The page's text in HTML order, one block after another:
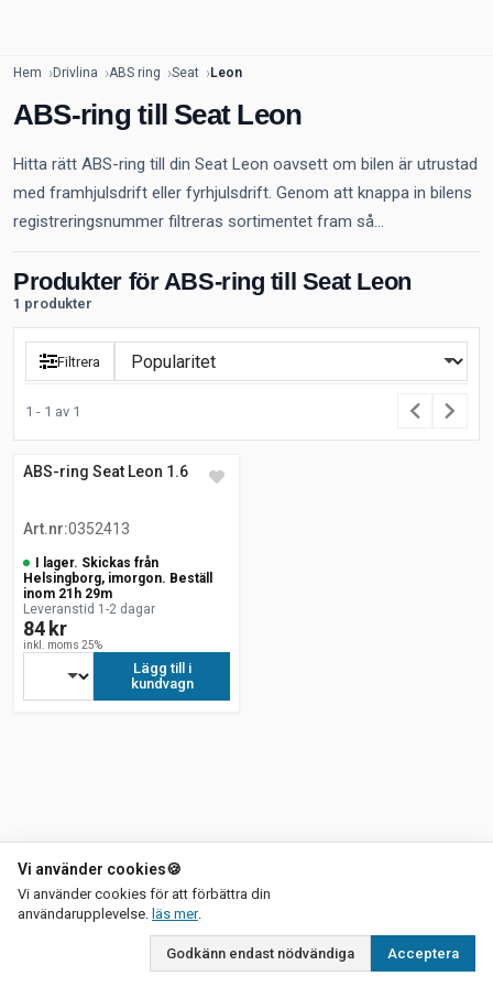
Hem Drivlina ABS ring Seat Leon
ABS-ring till Seat Leon
Hitta rätt ABS-ring till din Seat Leon oavsett om bilen är utrustad
med framhjulsdrift eller fyrhjulsdrift. Genom att knappa in bilens
registreringsnummer filtreras sortimentet fram så...
Produkter för ABS-ring till Seat Leon
1 produkter
Filtrera
1 - 1 av 1
ABS-ring Seat Leon 1.6
Art.nr:0352413
I lager. Skickas från
Helsingborg, imorgon. Beställ
inom 21h 29m
Leveranstid 1-2 dagar
84 kr
inkl. moms 25%
Lägg till i
kundvagn
Vi använder cookies🍪
Vi använder cookies för att förbättra din
användarupplevelse. läs merom vår integritetspolicy
.
Godkänn endast nödvändiga Acceptera